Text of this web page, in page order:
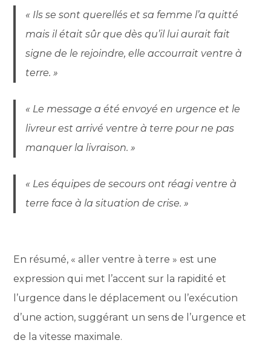
« Ils se sont querellés et sa femme l’a quitté
mais il était sûr que dès qu’il lui aurait fait
signe de le rejoindre, elle accourrait ventre à
terre. »
« Le message a été envoyé en urgence et le
livreur est arrivé ventre à terre pour ne pas
manquer la livraison. »
« Les équipes de secours ont réagi ventre à
terre face à la situation de crise. »
En résumé, « aller ventre à terre » est une
expression qui met l’accent sur la rapidité et
l’urgence dans le déplacement ou l’exécution
d’une action, suggérant un sens de l’urgence et
de la vitesse maximale.